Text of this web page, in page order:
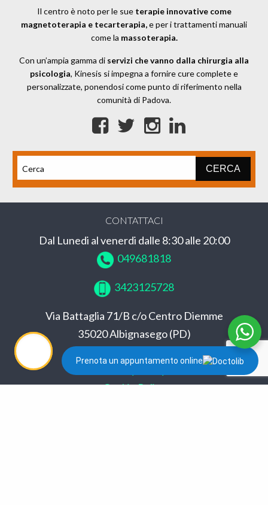
Il centro è noto per le sue terapie innovative come
magnetoterapia e tecarterapia,e per i trattamenti manuali
come la massoterapia.
Con un’ampia gamma di servizi che vanno dalla chirurgia alla
psicologia, Kinesis si impegna a fornire cure complete e
personalizzate, ponendosi come punto di riferimento nella
comunità di Padova.
CONTATTACI
Dal Lunedi al venerdi dalle 8:30 alle 20:00
049681818
3423125728
Via Battaglia 71/B c/o Centro Diemme
35020 Albignasego (PD)
Privacy Policy
Cookie Policy
Prenota un appuntamento online